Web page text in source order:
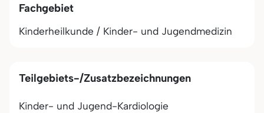
Fachgebiet
Kinderheilkunde / Kinder- und Jugendmedizin
Teilgebiets-/Zusatzbezeichnungen
Kinder- und Jugend-Kardiologie